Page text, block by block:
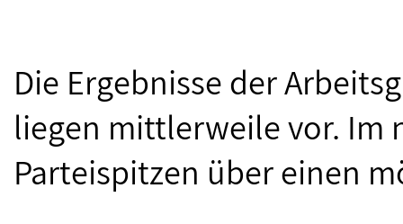
Die Ergebnisse der
liegen mittlerweile vor. Im
Parteispitzen über einen